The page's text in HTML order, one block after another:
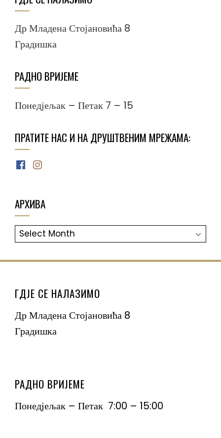
Др Младена Стојановића 8
Градишка
РАДНО ВРИЈЕМЕ
Понедјељак – Петак 7 – 15
ПРАТИТЕ НАС И НА ДРУШТВЕНИМ МРЕЖАМА:
Facebook
Instagram
АРХИВА
АРХИВА
ГДЈЕ СЕ НАЛАЗИМО
Др Младена Стојановића 8
Градишка
РАДНО ВРИЈЕМЕ
Понедјељак – Петак 7:00 – 15:00